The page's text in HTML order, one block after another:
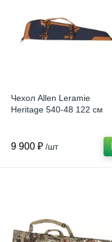
Чехол Allen Leramie
Heritage 540-48 122 см
9 900 ₽ /шт